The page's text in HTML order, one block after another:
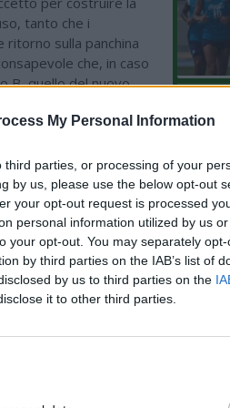
My Personal Information
parties, or processing of your
by us, please use the below opt-out
your opt-out request is processed
personal information utilized by us
your opt-out. You may separately
by third parties on the IAB’s list of
by us to third parties on the
it to other third parties.
tanto che i
ritorno sulla panchina
che, in caso
B, quello del nuovo
la
di
il
c'è
non è in
- Schira:
del